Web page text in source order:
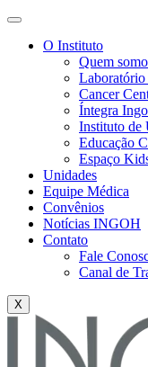
O Instituto
Quem
Laboratório
Cancer
Íntegra
Instituto de
Educação
Espaço
Unidades
Equipe Médica
Convênios
Notícias INGOH
Contato
Fale
Canal de
X